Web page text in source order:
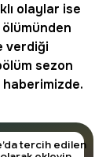
olaylar ise
verdiği
sezon
tercih edilen